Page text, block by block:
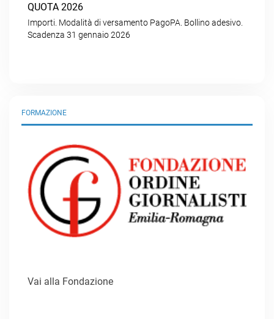
QUOTA 2026
Importi. Modalità di versamento PagoPA. Bollino adesivo.
Scadenza 31 gennaio 2026
FORMAZIONE
Vai alla Fondazione